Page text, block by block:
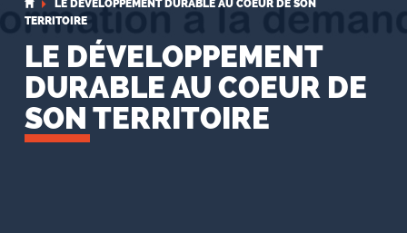
LE DÉVELOPPEMENT DURABLE AU COEUR DE SON
TERRITOIRE
LE DÉVELOPPEMENT
DURABLE AU COEUR DE
SON TERRITOIRE